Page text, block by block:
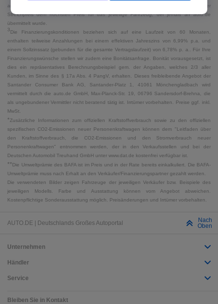
an auto.de übermittelten Listenpreis. Für alle anderen Fahrzeuge entspricht der
Streichpreis dem höchsten Preis für das jeweilige Fahrzeug, der jemals an auto.de
übermittelt wurde.
3Die Finanzierungskonditionen beziehen sich auf eine Laufzeit von 60 Monaten,
enthalten teilweise Anzahlungen bei einem effektiven Jahreszins von 6,99% p.a. und
einem Sollzinssatz (gebunden für die gesamte Vertragslaufzeit) von 6,78% p. a.. Für Ihre
Finanzierungswünsche stellen wir zudem eine Bonitätsanfrage. Bonität vorausgesetzt, ist
dies ein repräsentatives Berechnungsbeispiel gem. der Angaben, welches 2/3 aller
Kunden, im Sinne des § 17a Abs. 4 PangV, erhalten. Dieses freibleibende Angebot der
Santander Consumer Bank AG, Santander-Platz 1, 41061 Mönchengladbach wird
vermittelt durch die auto.de GmbH, Max-Planck-Str. 19, 06796 Sandersdorf-Brehna, die
als ungebundener Vermittler nicht beratend tätig ist. Irrtümer vorbehalten. Preise ggf. inkl.
MwSt.
*Zusätzliche Informationen zum offiziellen Kraftstoffverbrauch sowie zu den offiziellen
spezifischen CO2-Emissionen neuer Personenkraftwagen können dem "Leitfaden über
den Kraftstoffverbrauch, die CO2-Emissionen und den Stromverbrauch neuer
Personenkraftwagen" entnommen werden, der in den Verkaufsstellen und bei der
Deutschen Automobil Treuhand GmbH unter www.dat.de kostenfrei verfügbar ist.
**Die Umweltprämie des BAFA ist im Preis und in der Rate bereits einkalkuliert. Die BAFA-
Umweltprämie muss nach Erhalt an den Verkäufer/Finanzierungspartner gezahlt werden.
Die verwendeten Bilder zeigen Fahrzeuge der jeweiligen Verkäufer bzw. Beispiele des
jeweiligen Modells. Farbe und Ausstattung können vom Angebot abweichen.
Kostenpflichtige Sonderausstattung möglich. Preisänderungen und Irrtümer vorbehalten.
AUTO.DE | Deutschlands Großes Autoportal
Nach
Oben
Unternehmen
Händler
Service
Bleiben Sie in Kontakt